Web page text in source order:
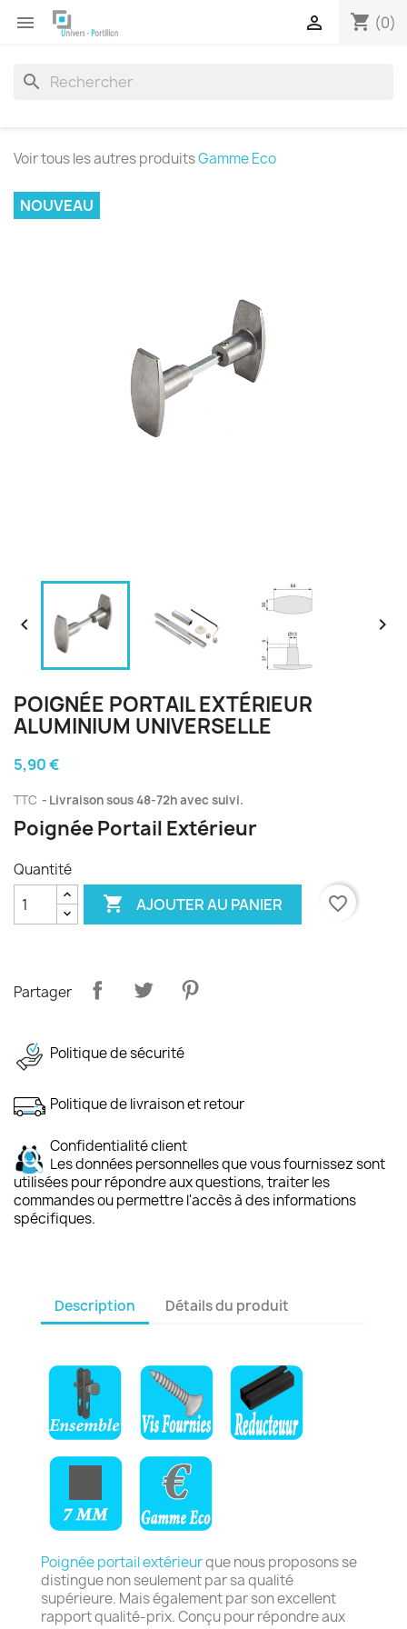
 shopping_cart (0)

search
Voir tous les autres produitsGamme Eco
NOUVEAU
 
POIGNÉE PORTAIL EXTÉRIEUR
ALUMINIUM UNIVERSELLE
5,90 €
TTC Livraison sous 48-72h avec suivi.
Poignée Portail Extérieur
Quantité
 AJOUTER AU PANIER favorite_border
Partager
Politique de sécurité
Politique de livraison et retour
Confidentialité client
Les données personnelles que vous fournissez sont
utilisées pour répondre aux questions, traiter les
commandes ou permettre l'accès à des informations
spécifiques.
Description Détails du produit
Poignée portail extérieurque nous proposons se
distingue non seulement par sa qualité
supérieure. Mais également par son excellent
rapport qualité-prix. Conçu pour répondre aux